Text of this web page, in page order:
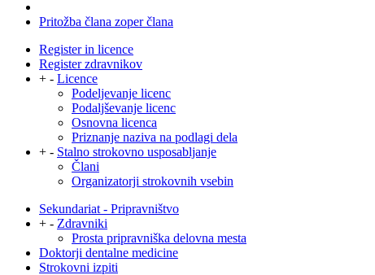
Pritožba člana zoper člana
Register in licence
Register zdravnikov
+ - Licence
Podeljevanje licenc
Podaljševanje licenc
Osnovna licenca
Priznanje naziva na podlagi dela
+ - Stalno strokovno usposabljanje
Člani
Organizatorji strokovnih vsebin
Sekundariat - Pripravništvo
+ - Zdravniki
Prosta pripravniška delovna mesta
Doktorji dentalne medicine
Strokovni izpiti